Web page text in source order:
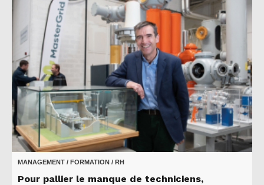
MANAGEMENT / FORMATION / RH
Pour pallier le manque de techniciens,